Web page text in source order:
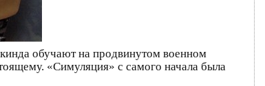
обучают на продвинутом военном
«Симуляция» с самого начала была